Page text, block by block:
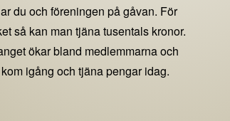
du och föreningen på gåvan. För
så kan man tjäna tusentals kronor.
ökar bland medlemmarna och
igång och tjäna pengar idag.